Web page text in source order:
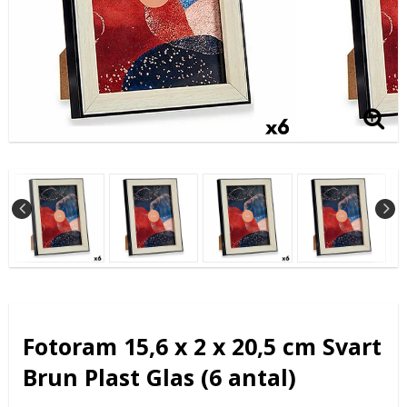
Fotoram 15,6 x 2 x 20,5 cm Svart
Brun Plast Glas (6 antal)